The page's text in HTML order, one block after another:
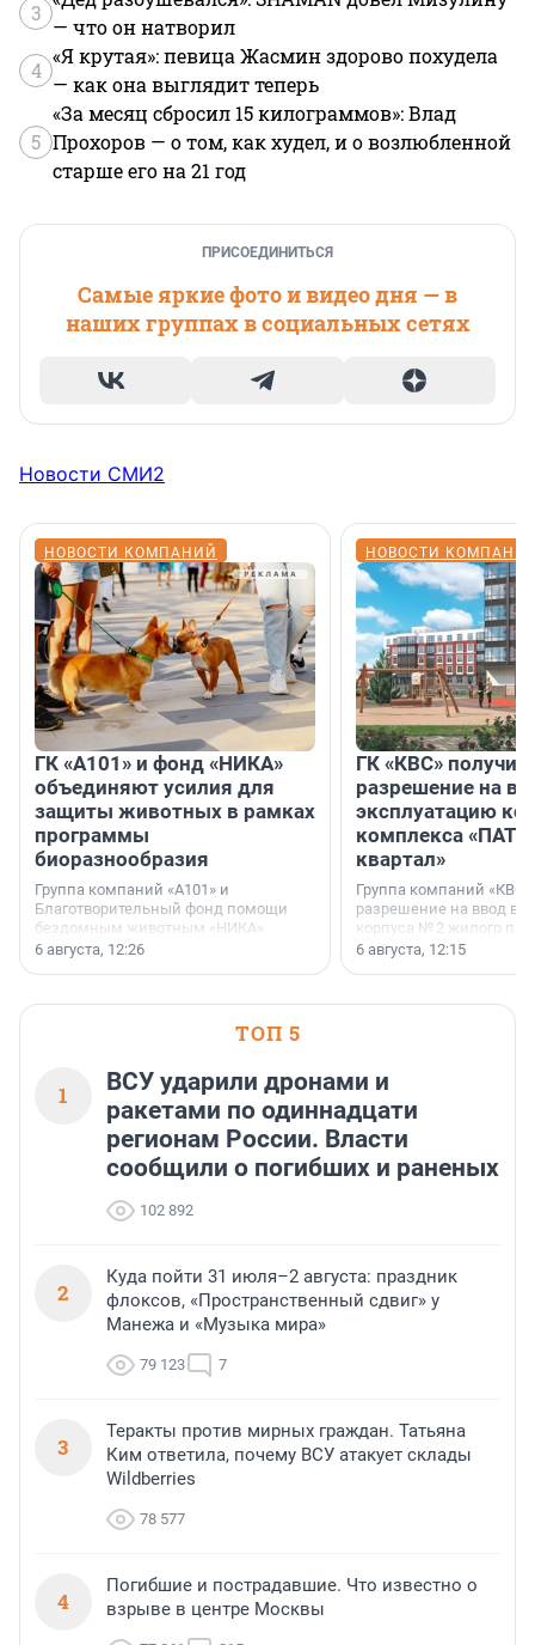
3
— что он натворил
4
«Я крутая»: певица Жасмин здорово похудела
— как она выглядит теперь
5
«За месяц сбросил 15 килограммов»: Влад
Прохоров — о том, как худел, и о возлюбленной
старше его на 21 год
ПРИСОЕДИНИТЬСЯ
Самые яркие фото и видео дня — в
наших группах в социальных сетях
Новости СМИ2
НОВОСТИ КОМПАНИЙ
ГК «А101» и фонд «НИКА»
объединяют усилия для
защиты животных в рамках
программы
биоразнообразия
Группа компаний «А101» и
Благотворительный фонд помощи
бездомным животным «НИКА»
заключили соглашение о
6 августа, 12:26
НОВОСТИ
ГК «КВС»
разрешение на
эксплуатацию
комплекса
квартал»
Группа компаний
разрешение на ввод в
корпуса № 2 жилого
Уютный квартал»,
6 августа, 12:15
ТОП 5
1
ВСУ ударили дронами и
ракетами по одиннадцати
регионам России. Власти
сообщили о погибших и раненых
102 892
2
Куда пойти 31 июля–2 августа: праздник
флоксов, «Пространственный сдвиг» у
Манежа и «Музыка мира»
79 123 7
3
Теракты против мирных граждан. Татьяна
Ким ответила, почему ВСУ атакует склады
Wildberries
78 577
4
Погибшие и пострадавшие. Что известно о
взрыве в центре Москвы